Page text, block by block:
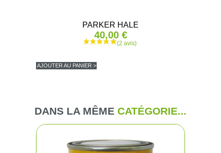
PARKER HALE
40,00 €
AJOUTER AU PANIER >
DANS LA MÊME CATÉGORIE...